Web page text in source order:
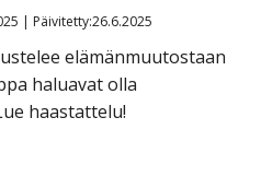
| Päivitetty:26.6.2025
elämänmuutostaan
haluavat olla
haastattelu!